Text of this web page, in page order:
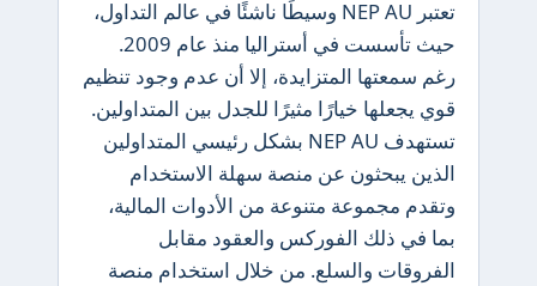
تعتبر NEP AU وسيطًا ناشئًا في عالم التداول،
حيث تأسست في أستراليا منذ عام 2009.
رغم سمعتها المتزايدة، إلا أن عدم وجود تنظيم
قوي يجعلها خيارًا مثيرًا للجدل بين المتداولين.
تستهدف NEP AU بشكل رئيسي المتداولين
الذين يبحثون عن منصة سهلة الاستخدام
وتقدم مجموعة متنوعة من الأدوات المالية،
بما في ذلك الفوركس والعقود مقابل
الفروقات والسلع. من خلال استخدام منصة